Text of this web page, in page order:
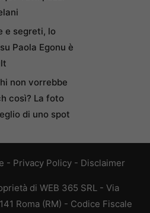
e segreti, lo
Paola Egonu è
non vorrebbe
così? La foto
di uno spot
- Privacy Policy - Disclaimer
di WEB 365 SRL - Via
Roma (RM) - Codice Fiscale